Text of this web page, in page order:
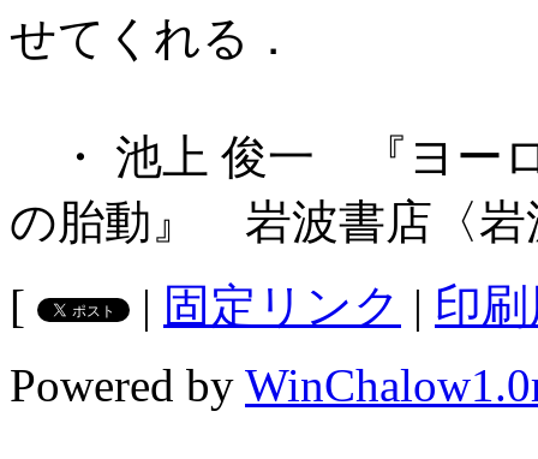
せてくれる．
・ 池上 俊一 『ヨー
の胎動』 岩波書店〈岩
[
| 固定リンク | 印
Powered by